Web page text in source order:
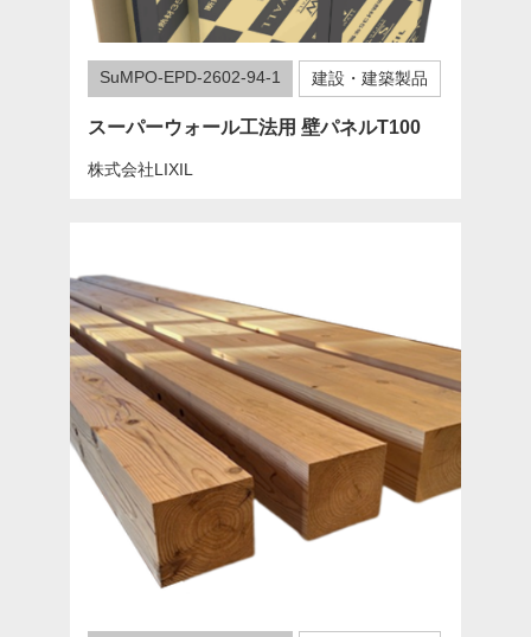
SuMPO-EPD-2602-94-1 建設・建築製品
スーパーウォール工法用 壁パネルT100
株式会社LIXIL